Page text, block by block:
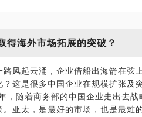
能不断自我提升、获得的家人支持？
为线下交流，如果非深圳的朋友希
钟解析战略落地的正确姿势》。
得海外市场拓展的突破？
路风起云涌，企业借船出海箭在弦
？这是很多中国企业在规模扩张及
，随着商务部的中国企业走出去
。亚太，是最好的市场，也是最难